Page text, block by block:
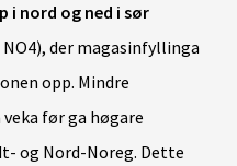
i nord og ned i sør
der magasinfyllinga
opp. Mindre
før ga høgare
og Nord-Noreg. Dette